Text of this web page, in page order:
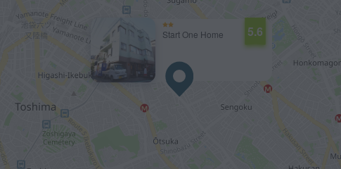
Start One Home 5.6